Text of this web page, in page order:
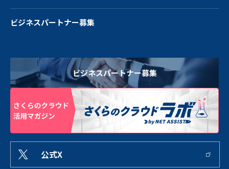
ビジネスパートナー募集
ビジネスパートナー募集
公式X